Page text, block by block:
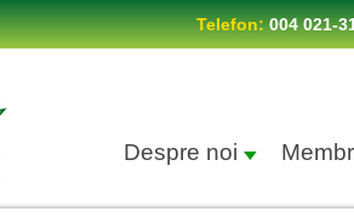
Telefon:004 021-
Despre noi